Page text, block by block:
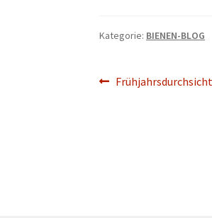
Kategorie: BIENEN-BLOG
Vorheriger